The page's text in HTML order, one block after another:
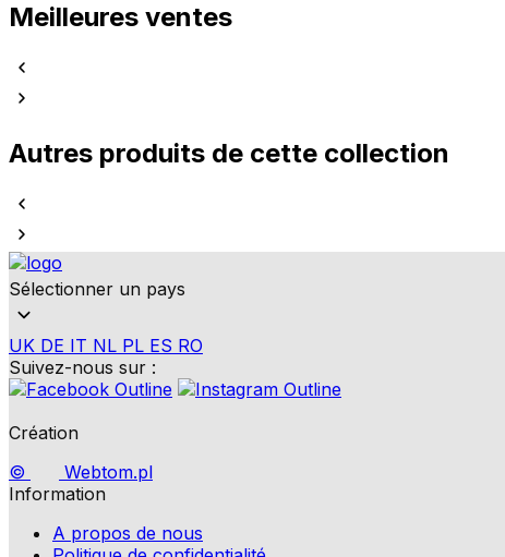
Meilleures ventes
Autres produits de cette collection
Sélectionner un pays
UK DE IT NL PL ES RO
Suivez-nous sur :
Création
©
Webtom.pl
Information
A propos de nous